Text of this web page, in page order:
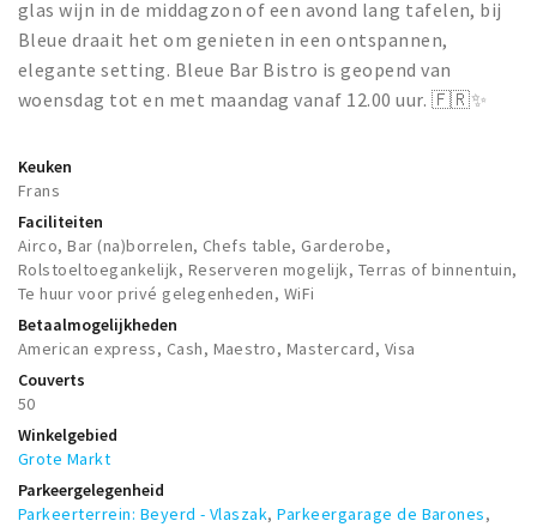
glas wijn in de middagzon of een avond lang tafelen, bij
Bleue draait het om genieten in een ontspannen,
elegante setting. Bleue Bar Bistro is geopend van
woensdag tot en met maandag vanaf 12.00 uur. 🇫🇷✨
Keuken
Frans
Faciliteiten
Airco, Bar (na)borrelen, Chefs table, Garderobe,
Rolstoeltoegankelijk, Reserveren mogelijk, Terras of binnentuin,
Te huur voor privé gelegenheden, WiFi
Betaalmogelijkheden
American express, Cash, Maestro, Mastercard, Visa
Couverts
50
Winkelgebied
Grote Markt
Parkeergelegenheid
Parkeerterrein: Beyerd - Vlaszak,Parkeergarage de Barones,